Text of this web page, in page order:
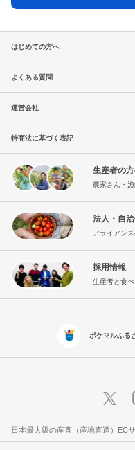
はじめての方へ
よくある質問
運営会社
特商法に基づく表記
生産者の
農家さん・
法人・自
アライアン
採用情報
生産者と食
ポケマルふる
日本最大級の産直（産地直送）EC